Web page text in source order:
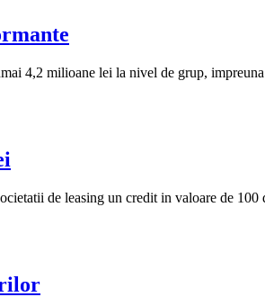
4,2 milioane lei la nivel de grup,
de leasing un credit in valoare de 100